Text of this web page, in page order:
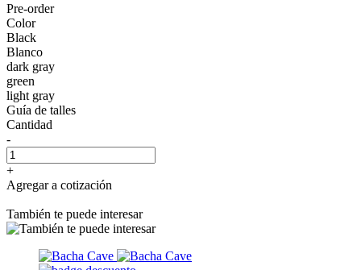
Pre-order
Color
Black
Blanco
dark gray
green
light gray
Guía de talles
Cantidad
-
+
Agregar a cotización
También te puede interesar